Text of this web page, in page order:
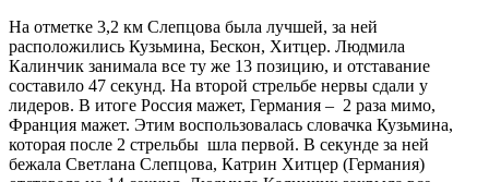
На отметке 3,2 км Слепцова была лучшей, за ней
расположились Кузьмина, Бескон, Хитцер. Людмила
Калинчик занимала все ту же 13 позицию, и отставание
составило 47 секунд. На второй стрельбе нервы сдали у
лидеров. В итоге Россия мажет, Германия – 2 раза мимо,
Франция мажет. Этим воспользовалась словачка Кузьмина,
которая после 2 стрельбы шла первой. В секунде за ней
бежала Светлана Слепцова, Катрин Хитцер (Германия)